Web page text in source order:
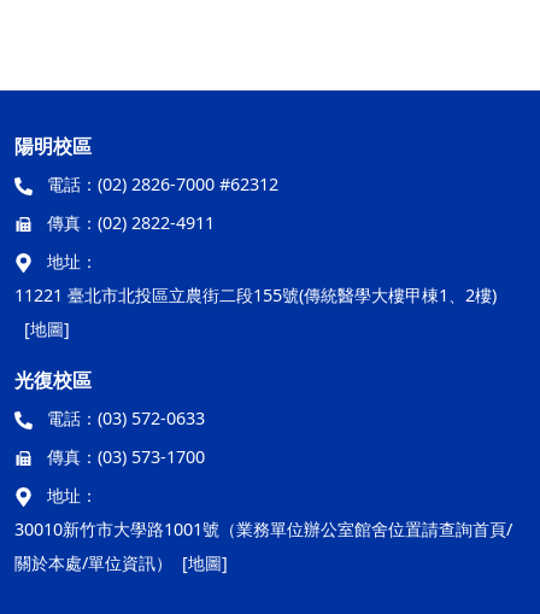
陽明校區
電話： (02) 2826-7000 #62312
傳真： (02) 2822-4911
地址：
11221 臺北市北投區立農街二段155號(傳統醫學大樓甲棟1、2樓)
[地圖]
光復校區
電話： (03) 572-0633
傳真： (03) 573-1700
地址：
30010新竹市大學路1001號（業務單位辦公室館舍位置請查詢首頁/
關於本處/單位資訊）
[地圖]